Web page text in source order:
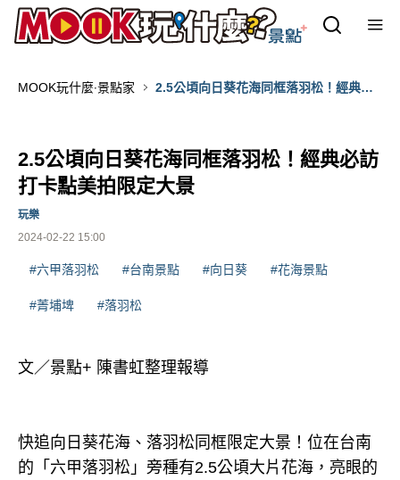
MOOK玩什麼‧景點家
2.5公頃向日葵花海同框落羽松！經典必
2.5公頃向日葵花海同框落羽松！經典必訪
打卡點美拍限定大景
2024-02-22 15:00
玩樂
#六甲落羽松 #台南景點 #向日葵 #花海景點
#菁埔埤 #落羽松
文／景點+ 陳書虹整理報導
快追向日葵花海、落羽松同框限定大景！位在台南
的「六甲落羽松」旁種有2.5公頃大片花海，亮眼的